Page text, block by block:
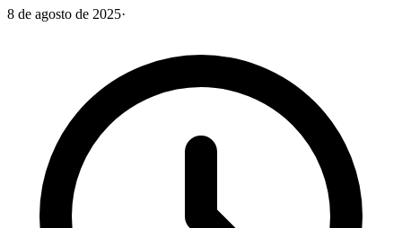
8 de agosto de 2025·